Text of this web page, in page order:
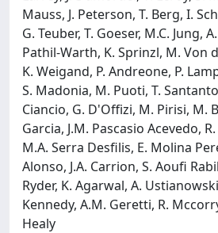
Mauss, J. Peterson, T. Berg, I.
G. Teuber, T. Goeser, M.C. Jung,
Pathil-Warth, K. Sprinzl, M. Von
K. Weigand, P. Andreone, P.
S. Madonia, M. Puoti, T.
Ciancio, G. D'Offizi, M. Pirisi, M.
Garcia, J.M. Pascasio Acevedo,
M.A. Serra Desfilis, E. Molina
Alonso, J.A. Carrion, S. Aoufi
Ryder, K. Agarwal, A.
Kennedy, A.M. Geretti, R.
Healy